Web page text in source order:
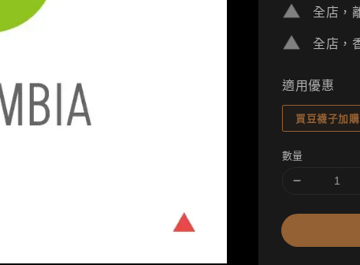
全店，
全店，
適用優惠
買豆襪子加
數量